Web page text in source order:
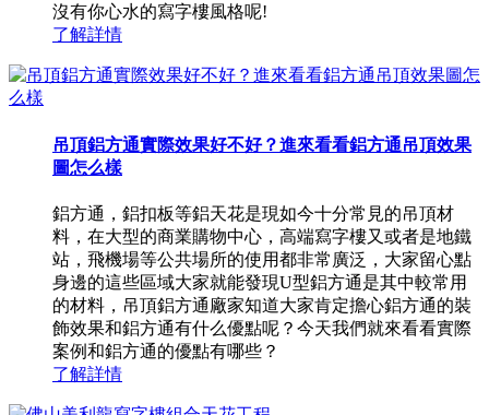
沒有你心水的寫字樓風格呢!
了解詳情
吊頂鋁方通實際效果好不好？進來看看鋁方通吊頂效果
圖怎么樣
鋁方通，鋁扣板等鋁天花是現如今十分常見的吊頂材
料，在大型的商業購物中心，高端寫字樓又或者是地鐵
站，飛機場等公共場所的使用都非常廣泛，大家留心點
身邊的這些區域大家就能發現U型鋁方通是其中較常用
的材料，吊頂鋁方通廠家知道大家肯定擔心鋁方通的裝
飾效果和鋁方通有什么優點呢？今天我們就來看看實際
案例和鋁方通的優點有哪些？
了解詳情